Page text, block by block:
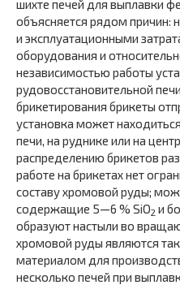
шихте печей для выплавки
объясняется рядом причин:
и эксплуатационными
оборудования и
независимостью работы
рудовосстановительной
брикетирования брикеты
установка может
печи, на руднике или на
распределению брикетов
работе на брикетах нет
составу хромовой руды;
содержащие 5—6 % SiO2 и
образуют настыли во
хромовой руды являются
материалом для
несколько печей при